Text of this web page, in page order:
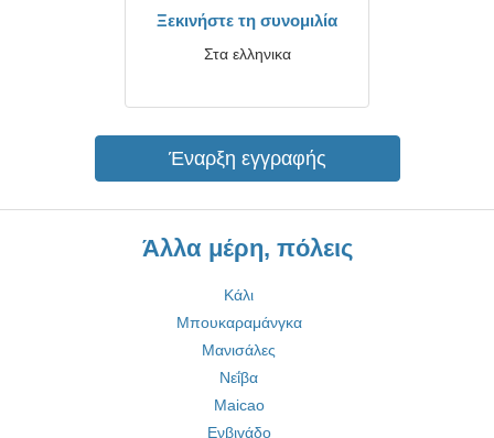
Ξεκινήστε τη συνομιλία
Στα ελληνικα
Έναρξη εγγραφής
Άλλα μέρη, πόλεις
Κάλι
Μπουκαραμάνγκα
Μανισάλες
Νεΐβα
Maicao
Ενβιγάδο